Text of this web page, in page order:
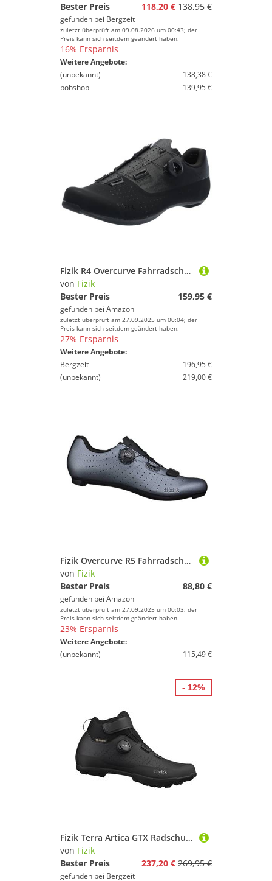
Bester Preis
118,20 € 138,95 €
gefunden bei Bergzeit
zuletzt überprüft am 09.08.2026 um 00:43; der
Preis kann sich seitdem geändert haben.
16% Ersparnis
Weitere Angebote:
(unbekannt)
138,38 €
bobshop
139,95 €
Fizik R4 Overcurve Fahrradschuhe für Herren
von Fizik
Bester Preis
159,95 €
gefunden bei Amazon
zuletzt überprüft am 27.09.2025 um 00:04; der
Preis kann sich seitdem geändert haben.
27% Ersparnis
Weitere Angebote:
Bergzeit
196,95 €
(unbekannt)
219,00 €
Fizik Overcurve R5 Fahrradschuh, Grau Metallisch Schwarz, 44 EU
von Fizik
Bester Preis
88,80 €
gefunden bei Amazon
zuletzt überprüft am 27.09.2025 um 00:03; der
Preis kann sich seitdem geändert haben.
23% Ersparnis
Weitere Angebote:
(unbekannt)
115,49 €
Fizik Terra Artica GTX Radschuhe
von Fizik
Bester Preis
237,20 € 269,95 €
gefunden bei Bergzeit
- 12%